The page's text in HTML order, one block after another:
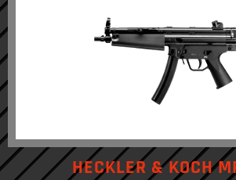
HECKLER & KOCH